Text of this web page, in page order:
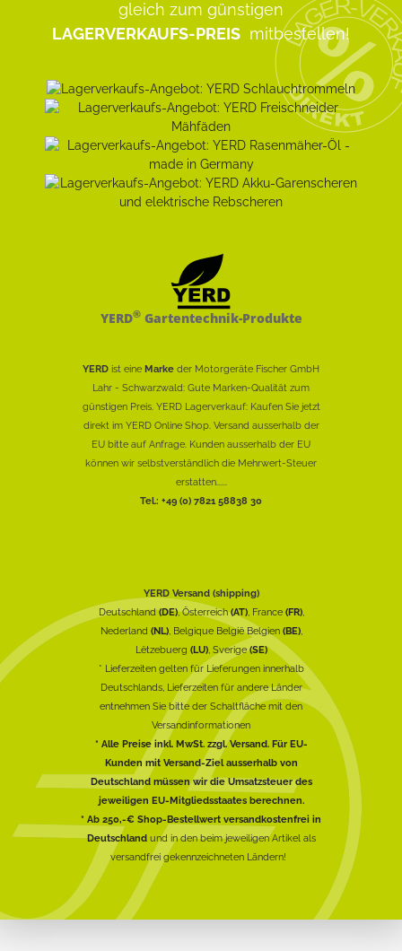
gleich zum günstigen
LAGERVERKAUFS-PREIS mitbestellen!
YERD®Gartentechnik-Produkte
YERD ist eine Marke der Motorgeräte Fischer GmbH
Lahr - Schwarzwald: Gute Marken-Qualität zum
günstigen Preis. YERD Lagerverkauf: Kaufen Sie jetzt
direkt im YERD Online Shop. Versand ausserhalb der
EU bitte auf Anfrage. Kunden ausserhalb der EU
können wir selbstverständlich die Mehrwert-Steuer
erstatten......
Tel.: +49 (0) 7821 58838 30
YERD Versand (shipping)
Deutschland(DE), Österreich(AT), France (FR),
Nederland (NL), Belgique België Belgien (BE),
Lëtzebuerg (LU), Sverige(SE)
* Lieferzeiten gelten für Lieferungen innerhalb
Deutschlands, Lieferzeiten für andere Länder
entnehmen Sie bitte der Schaltfläche mit den
Versandinformationen
* Alle Preise inkl. MwSt. zzgl. Versand. Für EU-
Kunden mit Versand-Ziel ausserhalb von
Deutschland müssen wir die Umsatzsteuer des
jeweiligen EU-Mitgliedsstaates berechnen.
* Ab 250,-€ Shop-Bestellwert versandkostenfrei in
Deutschlandund in den beim jeweiligen Artikel als
versandfrei gekennzeichneten Ländern!